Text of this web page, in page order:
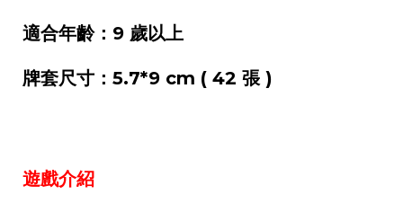
適合年齡：9 歲以上
牌套尺寸：5.7*9 cm ( 42 張 )
遊戲介紹